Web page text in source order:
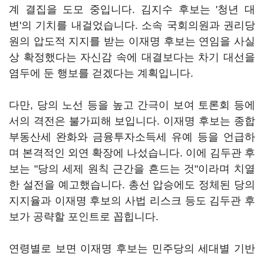
계 결집을 도모 중입니다. 김지수 후보는 '청년 대
변'의 기치를 내걸었습니다. 소속 국회의원과 권리당
원의 압도적 지지를 받는 이재명 후보는 연임을 사실
상 확정했다는 자신감 속에 대결보다는 차기 대선을
염두에 둔 행보를 걷겠다는 계획입니다.
다만, 당의 노선 등을 높고 간극이 보여 토론회 등에
서의 격전은 불가피해 보입니다. 이재명 후보는 종합
부동산세 완화와 금융투자소득세 유예 등을 언급하
며 본격적인 외연 확장에 나섰습니다. 이에 김두관 후
보는 "당의 세제 원칙 근간을 흔드는 것"이라며 치열
한 설전을 예고했습니다. 총선 압승에도 정체된 당의
지지율과 이재명 후보의 사법 리스크 등도 김두관 후
보가 공략할 포인트로 꼽힙니다.
연령별로 보면 이재명 후보는 민주당의 세대별 기반